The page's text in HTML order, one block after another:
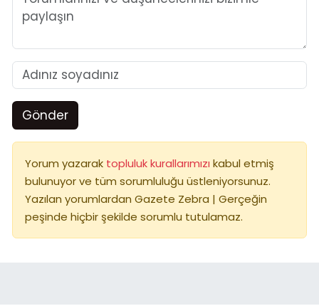
Gönder
Yorum yazarak topluluk kurallarımızı kabul etmiş
bulunuyor ve tüm sorumluluğu üstleniyorsunuz.
Yazılan yorumlardan Gazete Zebra | Gerçeğin
peşinde hiçbir şekilde sorumlu tutulamaz.